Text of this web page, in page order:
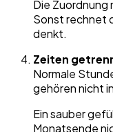
Die Zuordnung
Sonst rechnet
denkt.
Zeiten
Normale
gehören nicht
Ein sauber
Monatsende